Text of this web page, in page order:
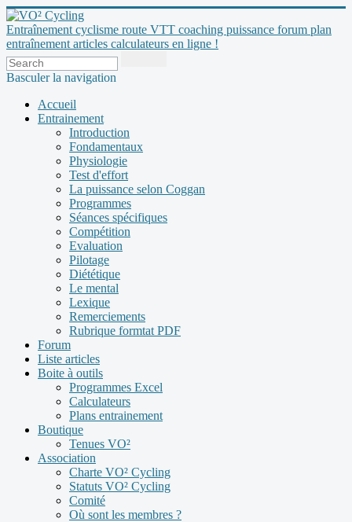
Entraînement cyclisme route VTT coaching puissance forum plan
entraînement articles calculateurs en ligne !
Basculer la navigation
Accueil
Entrainement
Introduction
Fondamentaux
Physiologie
Test d'effort
La puissance selon Coggan
Programmes
Séances spécifiques
Compétition
Evaluation
Pilotage
Diététique
Le mental
Lexique
Remerciements
Rubrique formtat PDF
Forum
Liste articles
Boite à outils
Programmes Excel
Calculateurs
Plans entrainement
Boutique
Tenues VO²
Association
Charte VO² Cycling
Statuts VO² Cycling
Comité
Où sont les membres ?